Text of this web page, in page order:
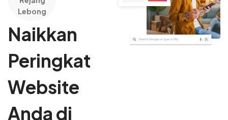
Lebong
Naikkan
Peringkat
Website
Anda di